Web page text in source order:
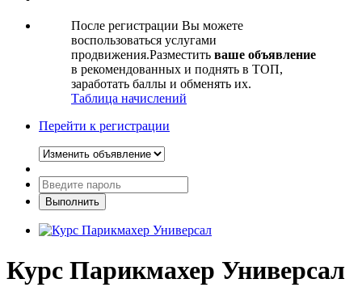
После регистрации Вы можете
воспользоваться услугами
продвижения.Разместить ваше объявление
в рекомендованных и поднять в ТОП,
заработать баллы и обменять их.
Таблица начислений
Перейти к регистрации
Курс Парикмахер Универсал